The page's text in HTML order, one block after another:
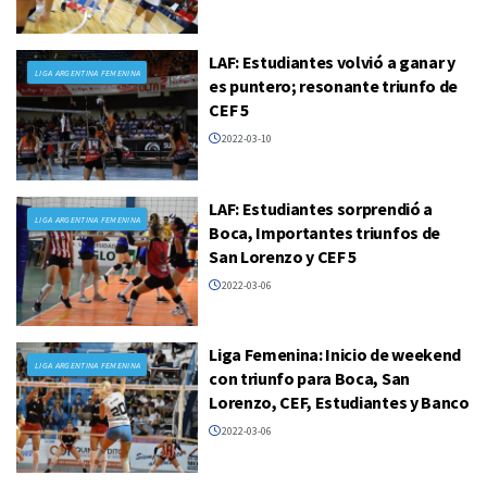
LIGA ARGENTINA FEMENINA
LAF: Estudiantes volvió a ganar y
es puntero; resonante triunfo de
CEF 5
2022-03-10
LIGA ARGENTINA FEMENINA
LAF: Estudiantes sorprendió a
Boca, Importantes triunfos de
San Lorenzo y CEF 5
2022-03-06
LIGA ARGENTINA FEMENINA
Liga Femenina: Inicio de weekend
con triunfo para Boca, San
Lorenzo, CEF, Estudiantes y Banco
2022-03-06